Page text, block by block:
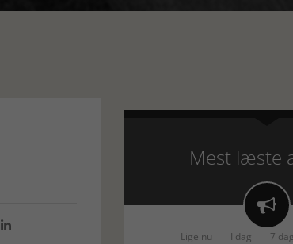

Mest læste

Lige nu I dag 7